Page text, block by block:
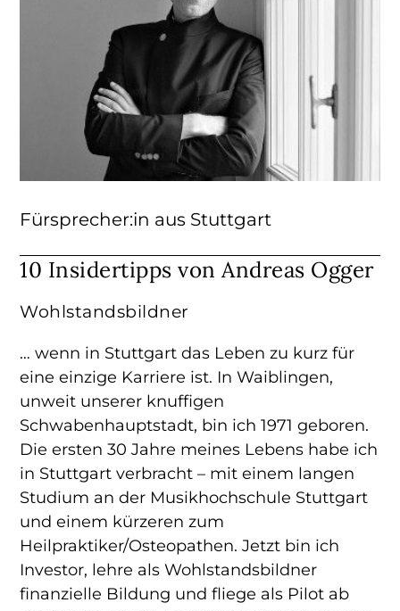
10 Insidertipps von Andreas Ogger
Wohlstandsbildner
… wenn in Stuttgart das Leben zu kurz für
eine einzige Karriere ist. In Waiblingen,
unweit unserer knuffigen
Schwabenhauptstadt, bin ich 1971 geboren.
Die ersten 30 Jahre meines Lebens habe ich
in Stuttgart verbracht – mit einem langen
Studium an der Musikhochschule Stuttgart
und einem kürzeren zum
Heilpraktiker/Osteopathen. Jetzt bin ich
Investor, lehre als Wohlstandsbildner
finanzielle Bildung und fliege als Pilot ab
Fürsprecher:in aus Stuttgart